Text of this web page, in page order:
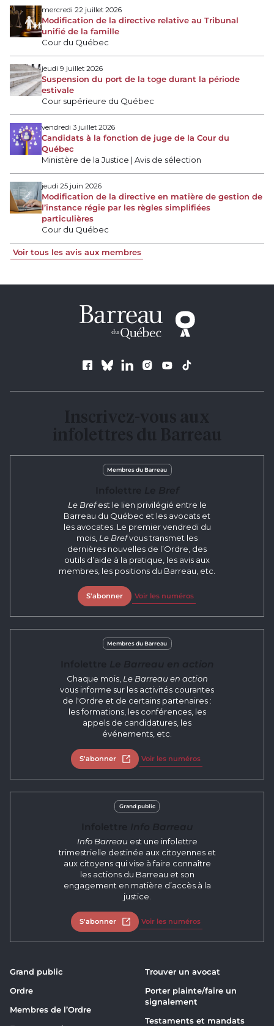
mercredi 22 juillet 2026
Modification de la directive relative au Tribunal
unifié de la famille
Cour du Québec
jeudi 9 juillet 2026
Suspension du port de la toge durant la période
estivale
Cour supérieure du Québec
vendredi 3 juillet 2026
Candidats à la fonction de juge de la Cour du
Québec
Ministère de la Justice | Avis de sélection
jeudi 25 juin 2026
Modification de la directive en matière de gestion de
l’instance régie par les règles simplifiées
particulières
Cour du Québec
Voir tous les avis aux membres
Suivez le Barreau
Membres du Barreau
Le Brefest le lien privilégié entre le
Barreau du Québec et les avocats et
les avocates. Le premier vendredi du
mois, Le Brefvous transmet les
dernières nouvelles de l’Ordre, des
outils d’aide à la pratique, les avis aux
membres, les positions du Barreau, etc.
S'abonner Voir les numéros
Membres du Barreau
Chaque mois, Le Barreau en action
vous informe sur les activités courantes
de l'Ordre et de certains partenaires :
les formations, les conférences, les
appels de candidatures, les
événements, etc.
S'abonner Ouvrir dans un nouvel onglet
Voir les numéros
Grand public
Info Barreau est une infolettre
trimestrielle destinée aux citoyennes et
aux citoyens qui vise à faire connaître
les actions du Barreau et son
engagement en matière d’accès à la
justice.
S'abonner Ouvrir dans un nouvel onglet
Voir les numéros
Grand public
Ordre
Membres de l’Ordre
Trouver un avocat
Porter plainte/faire un
signalement
Testaments et mandats